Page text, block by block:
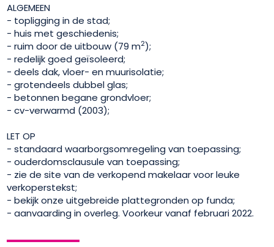
ALGEMEEN
- topligging in de stad;
- huis met geschiedenis;
- ruim door de uitbouw (79 m2);
- redelijk goed geïsoleerd;
- deels dak, vloer- en muurisolatie;
- grotendeels dubbel glas;
- betonnen begane grondvloer;
- cv-verwarmd (2003);
LET OP
- standaard waarborgsomregeling van toepassing;
- ouderdomsclausule van toepassing;
- zie de site van de verkopend makelaar voor leuke
verkoperstekst;
- bekijk onze uitgebreide plattegronden op funda;
- aanvaarding in overleg. Voorkeur vanaf februari 2022.